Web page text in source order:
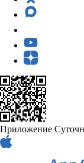
Приложение